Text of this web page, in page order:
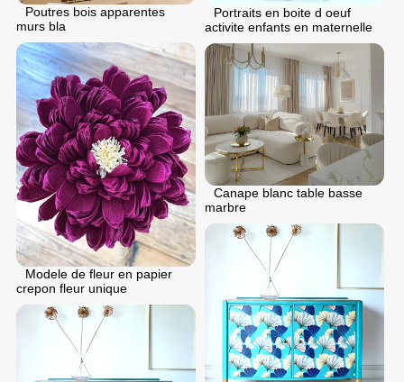
Portraits en boite d oeuf
activite enfants en maternelle
Poutres bois apparentes
murs bla
Modele de fleur en papier
crepon fleur unique
Canape blanc table basse
marbre